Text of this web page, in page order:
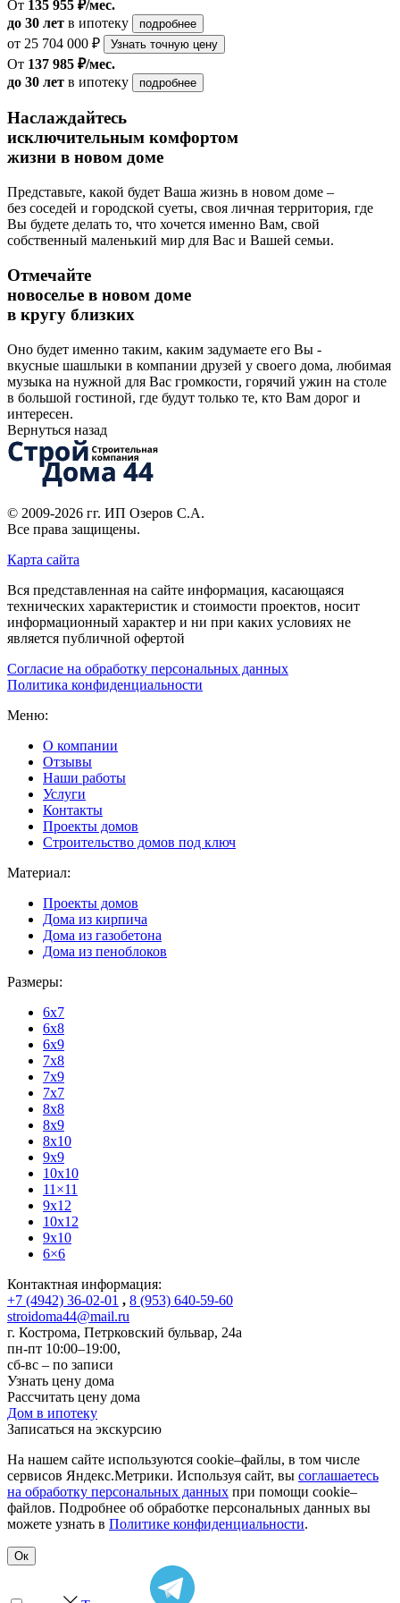
От 135 955 ₽/мес.
до 30 лет в ипотеку подробнее
от 25 704 000 ₽ Узнать точную цену
От 137 985 ₽/мес.
до 30 лет в ипотеку подробнее
Наслаждайтесь
исключительным комфортом
жизни в новом доме
Представьте, какой будет Ваша жизнь в новом доме –
без соседей и городской суеты, своя личная территория, где
Вы будете делать то, что хочется именно Вам, свой
собственный маленький мир для Вас и Вашей семьи.
Отмечайте
новоселье в новом доме
в кругу близких
Оно будет именно таким, каким задумаете его Вы -
вкусные шашлыки в компании друзей у своего дома, любимая
музыка на нужной для Вас громкости, горячий ужин на столе
в большой гостиной, где будут только те, кто Вам дорог и
интересен.
Вернуться назад
© 2009-2026 гг. ИП Озеров С.А.
Все права защищены.
Карта сайта
Вся представленная на сайте информация, касающаяся
технических характеристик и стоимости проектов, носит
информационный характер и ни при каких условиях не
является публичной офертой
Согласие на обработку персональных данных
Политика конфиденциальности
Меню:
О компании
Отзывы
Наши работы
Услуги
Контакты
Проекты домов
Строительство домов под ключ
Материал:
Проекты домов
Дома из кирпича
Дома из газобетона
Дома из пеноблоков
Размеры:
6x7
6x8
6x9
7x8
7x9
7x7
8x8
8x9
8x10
9x9
10x10
11×11
9x12
10x12
9x10
6×6
Контактная информация:
+7 (4942) 36-02-01 , 8 (953) 640-59-60
stroidoma44@mail.ru
г. Кострома, Петрковский бульвар, 24а
пн-пт 10:00–19:00,
сб-вс – по записи
Узнать цену дома
Рассчитать цену дома
Дом в ипотеку
Записаться на экскурсию
На нашем сайте используются cookie–файлы, в том числе
сервисов Яндекс.Метрики. Используя сайт, вы соглашаетесь
на обработку персональных данных при помощи cookie–
файлов. Подробнее об обработке персональных данных вы
можете узнать в Политике конфиденциальности.
Ок